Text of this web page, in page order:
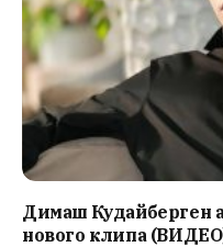
Димаш Кудайберген
нового клипа